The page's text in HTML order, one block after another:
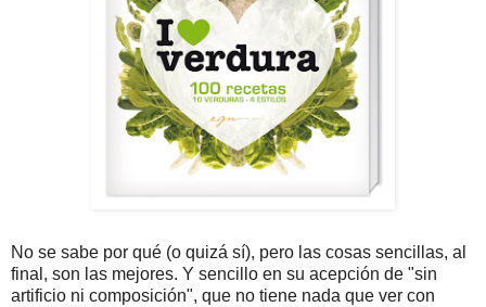
No se sabe por qué (o quizá sí), pero las cosas sencillas, al
final, son las mejores. Y sencillo en su acepción de "sin
artificio ni composición", que no tiene nada que ver con